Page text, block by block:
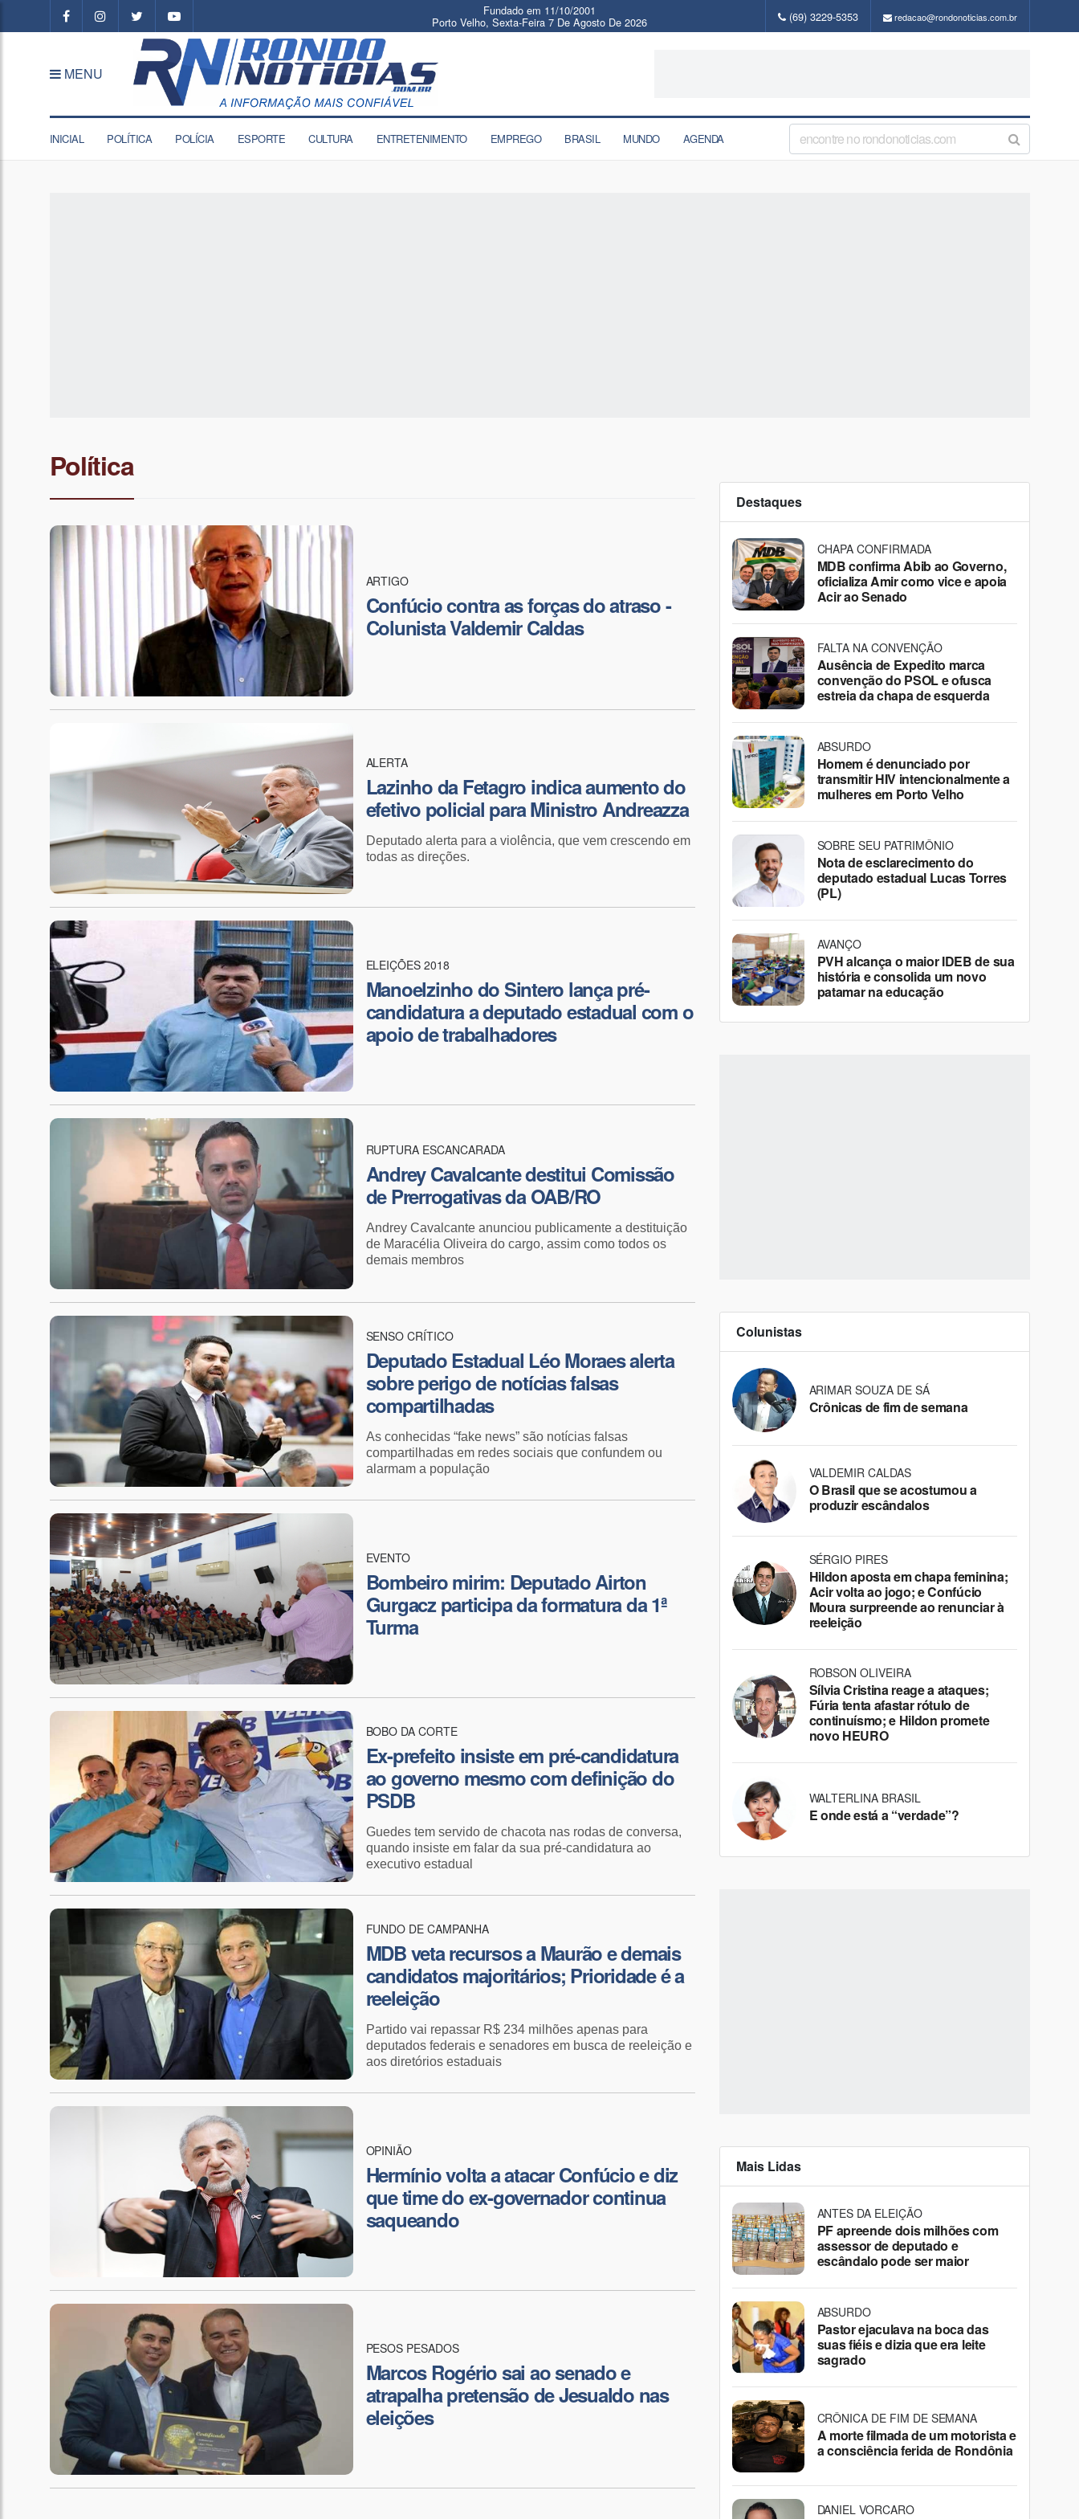
Fundado em 11/10/2001
Porto Velho, Sexta-Feira 7 De Agosto De 2026 (69) 3229-5353 redacao@rondonoticias.com.br
MENU
INICIAL POLÍTICA POLÍCIA ESPORTE CULTURA ENTRETENIMENTO EMPREGO BRASIL MUNDO AGENDA
Política
ARTIGO
Confúcio contra as forças do atraso -
Colunista Valdemir Caldas
ALERTA
​Lazinho da Fetagro indica aumento do
efetivo policial para Ministro Andreazza
Deputado alerta para a violência, que vem crescendo em
todas as direções.
ELEIÇÕES 2018
​Manoelzinho do Sintero lança pré-
candidatura a deputado estadual com o
apoio de trabalhadores
RUPTURA ESCANCARADA
Andrey Cavalcante destitui Comissão
de Prerrogativas da OAB/RO
Andrey Cavalcante anunciou publicamente a destituição
de Maracélia Oliveira do cargo, assim como todos os
demais membros
SENSO CRÍTICO
​Deputado Estadual Léo Moraes alerta
sobre perigo de notícias falsas
compartilhadas
As conhecidas “fake news” são notícias falsas
compartilhadas em redes sociais que confundem ou
alarmam a população
EVENTO
Bombeiro mirim: Deputado Airton
Gurgacz participa da formatura da 1ª
Turma
BOBO DA CORTE
Ex-prefeito insiste em pré-candidatura
ao governo mesmo com definição do
PSDB
Guedes tem servido de chacota nas rodas de conversa,
quando insiste em falar da sua pré-candidatura ao
executivo estadual
FUNDO DE CAMPANHA
MDB veta recursos a Maurão e demais
candidatos majoritários; Prioridade é a
reeleição
Partido vai repassar R$ 234 milhões apenas para
deputados federais e senadores em busca de reeleição e
aos diretórios estaduais
OPINIÃO
Hermínio volta a atacar Confúcio e diz
que time do ex-governador continua
saqueando
​PESOS PESADOS
Marcos Rogério sai ao senado e
atrapalha pretensão de Jesualdo nas
eleições
Destaques
CHAPA CONFIRMADA
MDB confirma Abib ao Governo,
oficializa Amir como vice e apoia
Acir ao Senado
FALTA NA CONVENÇÃO
Ausência de Expedito marca
convenção do PSOL e ofusca
estreia da chapa de esquerda
ABSURDO
Homem é denunciado por
transmitir HIV intencionalmente a
mulheres em Porto Velho
SOBRE SEU PATRIMÔNIO
Nota de esclarecimento do
deputado estadual Lucas Torres
(PL)
AVANÇO
PVH alcança o maior IDEB de sua
história e consolida um novo
patamar na educação
Colunistas
ARIMAR SOUZA DE SÁ
Crônicas de fim de semana
VALDEMIR CALDAS
O Brasil que se acostumou a
produzir escândalos
SÉRGIO PIRES
Hildon aposta em chapa feminina;
Acir volta ao jogo; e Confúcio
Moura surpreende ao renunciar à
reeleição
ROBSON OLIVEIRA
Sílvia Cristina reage a ataques;
Fúria tenta afastar rótulo de
continuísmo; e Hildon promete
novo HEURO
WALTERLINA BRASIL
E onde está a “verdade”?
Mais Lidas
ANTES DA ELEIÇÃO
PF apreende dois milhões com
assessor de deputado e
escândalo pode ser maior
ABSURDO
Pastor ejaculava na boca das
suas fiéis e dizia que era leite
sagrado
CRÔNICA DE FIM DE SEMANA
A morte filmada de um motorista e
a consciência ferida de Rondônia
DANIEL VORCARO